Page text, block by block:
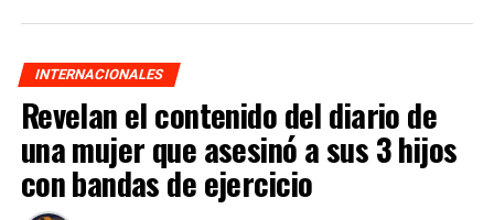
INTERNACIONALES
Revelan el contenido del diario de
una mujer que asesinó a sus 3 hijos
con bandas de ejercicio